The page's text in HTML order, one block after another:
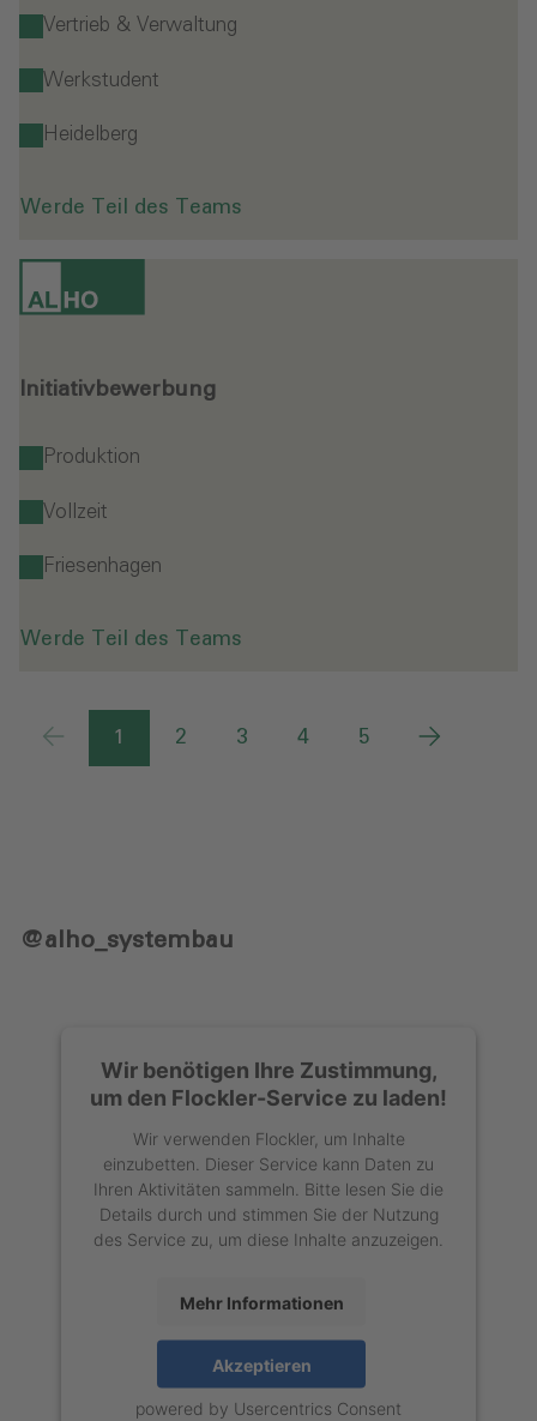
Vertrieb & Verwaltung
Werkstudent
Heidelberg
Werde Teil des Teams
Initiativbewerbung
Produktion
Vollzeit
Friesenhagen
Werde Teil des Teams
1 2 3 4 5
@alho_systembau
Wir benötigen Ihre Zustimmung,
um den Flockler-Service zu laden!
Wir verwenden Flockler, um Inhalte
einzubetten. Dieser Service kann Daten zu
Ihren Aktivitäten sammeln. Bitte lesen Sie die
Details durch und stimmen Sie der Nutzung
des Service zu, um diese Inhalte anzuzeigen.
Mehr Informationen
Akzeptieren
powered by Usercentrics Consent